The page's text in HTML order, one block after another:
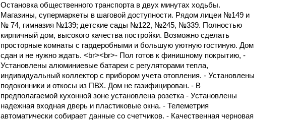
Остановка общественного транспорта в двух минутах ходьбы.
Магазины, супермаркеты в шаговой доступности. Рядом лицеи №149 и
№ 74, гимназия №139; детские сады №122, №245, №339. Полностью
кирпичный дом, высокого качества постройки. Возможно сделать
просторные комнаты с гардеробными и большую уютную гостиную. Дом
сдан и не нужно ждать. <br><br>- Пол готов к финишному покрытию, -
Установлены алюминиевые батареи с регуляторами тепла,
индивидуальный коллектор с прибором учета отопления. - Установлены
подоконники и откосы из ПВХ. Дом не газифицирован. - В
предполагаемой кухонной зоне установлена розетка - Установлены
надежная входная дверь и пластиковые окна. - Телеметрия
автоматически собирает данные со счетчиков. - Качественная черновая